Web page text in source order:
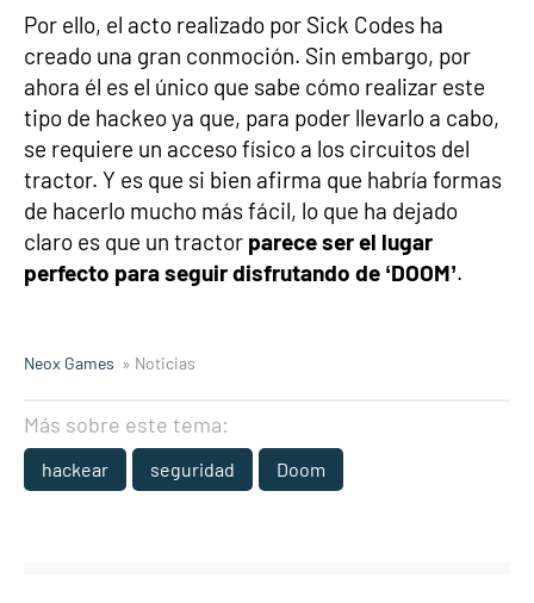
Por ello, el acto realizado por Sick Codes ha
creado una gran conmoción. Sin embargo, por
ahora él es el único que sabe cómo realizar este
tipo de hackeo ya que, para poder llevarlo a cabo,
se requiere un acceso físico a los circuitos del
tractor. Y es que si bien afirma que habría formas
de hacerlo mucho más fácil, lo que ha dejado
claro es que un tractor parece ser el lugar
perfecto para seguir disfrutando de ‘DOOM’.
Neox Games » Noticias
Más sobre este tema:
hackear seguridad Doom